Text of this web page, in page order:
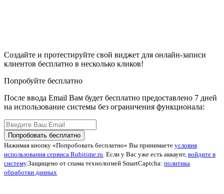
Создайте и протестируйте свой виджет для онлайн-записи
клиентов бесплатно в несколько кликов!
Попробуйте бесплатно
После ввода Email Вам будет бесплатно предоставлено 7 дней
на использование системы без ограничения функционала:
Попробовать бесплатно
Нажимая кнопку «Попробовать бесплатно» Вы принимаете условия
использования сервиса Rubitime.ru. Если у Вас уже есть аккаунт, войдите в
систему.Защищено от спама технологией SmartCaptcha: политика
обработки данных